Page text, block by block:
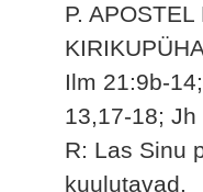
P.
Ilm 21:9b-
13,17-18; Jh
R: Las Sinu
kuulutavad.